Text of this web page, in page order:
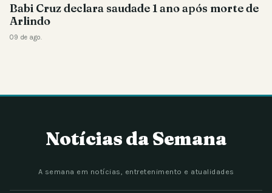
Babi Cruz declara saudade 1 ano após morte de
Arlindo
09 de ago.
Notícias da Semana
A semana em notícias, entretenimento e atualidades